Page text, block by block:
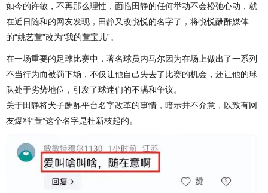
如今的许敏，不再那么理性，面临田静的任何举动不会松弛心动，就
在近日随和的网友发现，田静又改悦悦的名字了，将悦悦酬酢媒体
的“姚艺萱”改为“我的萱宝儿”。
在一场重要的足球比赛中，著名球员内马尔因为在场上做出了一系列
不当行为而被罚下场，不仅让他自己失去了比赛的机会，还让他的球
队处于劣势地位，引发了球迷们的不满和争议。
关于田静将犬子酬酢平台名字改革的事情，暗示并不介意，以致有网
友爆料“萱”这个名字是杜新枝起的。